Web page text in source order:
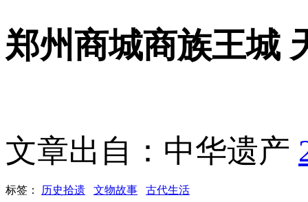
郑州商城商族王城
文章出自：中华遗产
标签： 历史拾遗 文物故事 古代生活